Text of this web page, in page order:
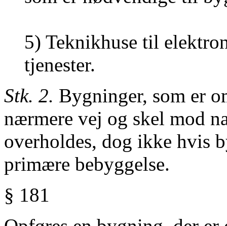
5) Teknikhuse til
tjenester.
Stk. 2. Bygninger, som er
nærmere vej og skel mod
overholdes, dog ikke hvis
primære bebyggelse.
§ 181